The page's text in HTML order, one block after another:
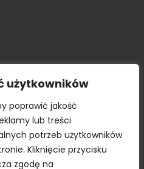
użytkowników
poprawić jakość
lub treści
potrzeb użytkowników
Kliknięcie przycisku
zgodę na
oferty i nie tylko.